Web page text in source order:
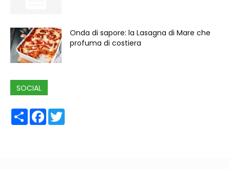
Onda di sapore: la Lasagna di Mare che
profuma di costiera
SOCIAL
ShareFacebook